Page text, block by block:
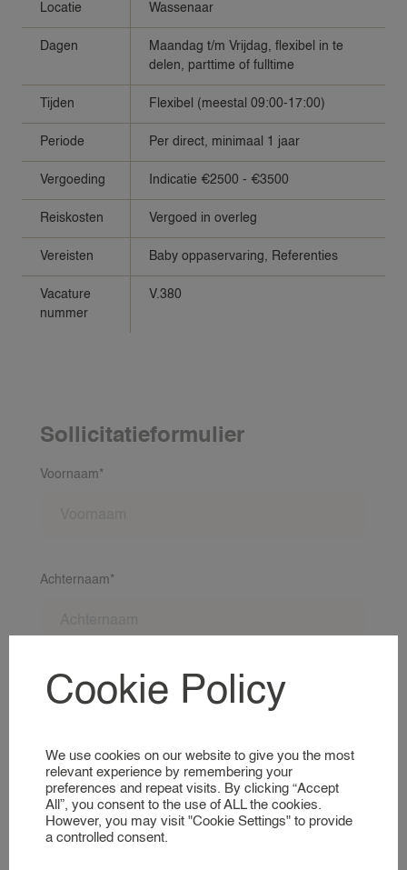
NANNY AANVRAGEN
VOOR NANNIES
KIJKJE IN ONZE WERELD
DIENSTEN
EVENEMENT NANNY
HOTEL NANNY
Locatie Wassenaar
Dagen
Maandag t/m Vrijdag, flexibel in te
delen, parttime of fulltime
Tijden Flexibel (meestal 09:00-17:00)
Periode Per direct, minimaal 1 jaar
Vergoeding Indicatie €2500 - €3500
Reiskosten Vergoed in overleg
Vereisten Baby oppaservaring, Referenties
Vacature
nummer
V.380
Sollicitatieformulier
Voornaam*
Achternaam*
Geboortedatum*
Straatnaam + huisnummer*
Cookie Policy
We use cookies on our website to give you the most
relevant experience by remembering your
preferences and repeat visits. By clicking “Accept
All”, you consent to the use of ALL the cookies.
However, you may visit "Cookie Settings" to provide
a controlled consent.